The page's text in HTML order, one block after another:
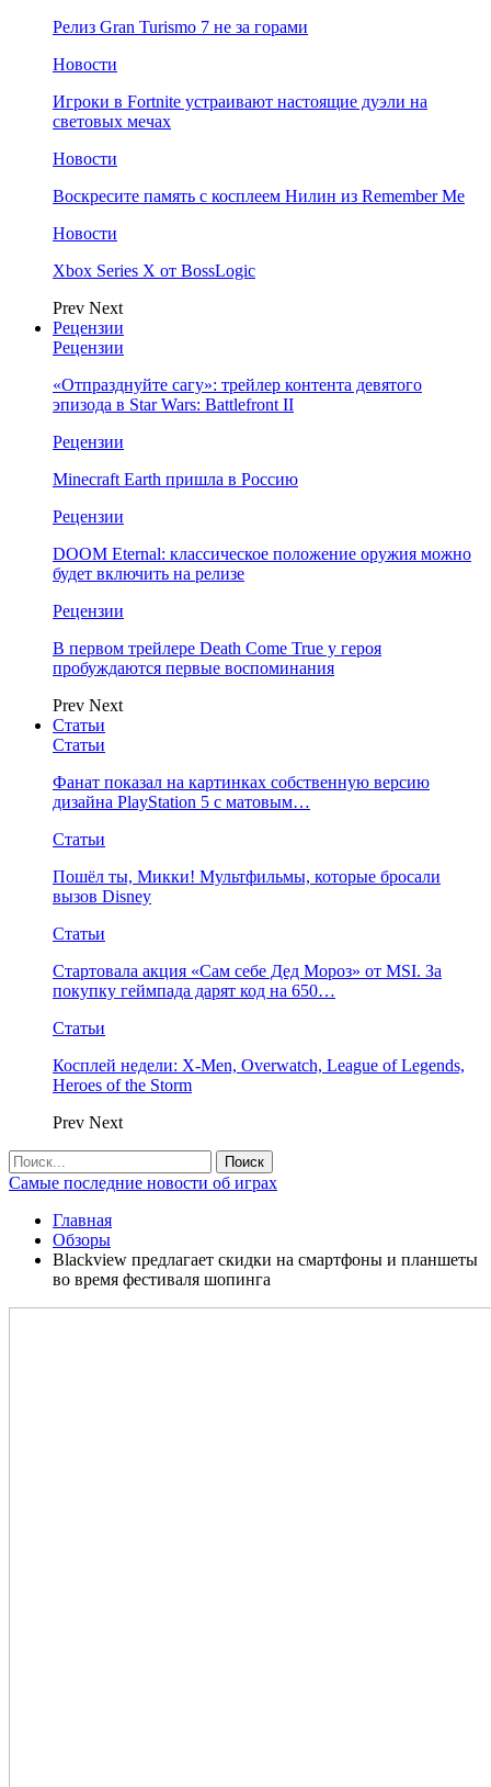
Релиз Gran Turismo 7 не за горами
Новости
Игроки в Fortnite устраивают настоящие дуэли на
световых мечах
Новости
Воскресите память с косплеем Нилин из Remember Me
Новости
Xbox Series X от BossLogic
Prev Next
Рецензии
Рецензии
«Отпразднуйте сагу»: трейлер контента девятого
эпизода в Star Wars: Battlefront II
Рецензии
Minecraft Earth пришла в Россию
Рецензии
DOOM Eternal: классическое положение оружия можно
будет включить на релизе
Рецензии
В первом трейлере Death Come True у героя
пробуждаются первые воспоминания
Prev Next
Статьи
Статьи
Фанат показал на картинках собственную версию
дизайна PlayStation 5 с матовым…
Статьи
Пошёл ты, Микки! Мультфильмы, которые бросали
вызов Disney
Статьи
Стартовала акция «Сам себе Дед Мороз» от MSI. За
покупку геймпада дарят код на 650…
Статьи
Косплей недели: X-Men, Overwatch, League of Legends,
Heroes of the Storm
Prev Next
Самые последние новости об играх
Главная
Обзоры
Blackview предлагает скидки на смартфоны и планшеты
во время фестиваля шопинга